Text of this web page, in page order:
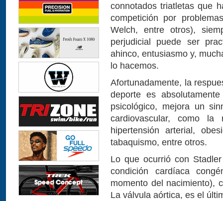
connotados triatletas que
competición por
Welch, entre otros),
perjudicial puede ser
ahinco, entusiasmo y,
lo hacemos.
Afortunadamente, la
deporte es
psicológico, mejora un
cardiovascular, como
hipertensión arterial,
tabaquismo, entre otros.
Lo que ocurrió con
condición cardíaca
momento del nacimiento),
La válvula aórtica, es el